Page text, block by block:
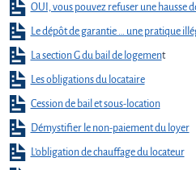
OUI, vous pouvez refuser une hausse
Le dépôt de garantie … une pratique
La section G du bail de logement
Les obligations du locataire
Cession de bail et sous-location
Démystifier le non-paiement du loyer
L’obligation de chauffage du locateur